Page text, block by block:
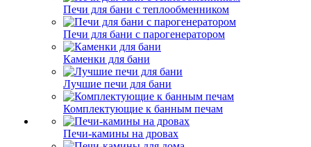
Печи для бани с теплообменником
Печи для бани с парогенератором
Каменки для бани
Лучшие печи для бани
Комплектующие к банным печам
Печи-камины на дровах